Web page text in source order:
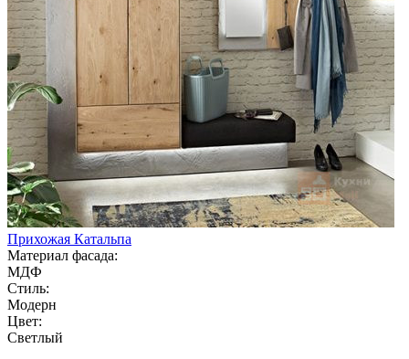
Прихожая Катальпа
Материал фасада:
МДФ
Стиль:
Модерн
Цвет:
Светлый